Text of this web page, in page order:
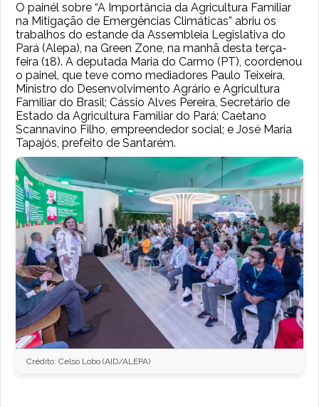
O painél sobre “A Importância da Agricultura Familiar
na Mitigação de Emergências Climáticas” abriu os
trabalhos do estande da Assembleia Legislativa do
Pará (Alepa), na Green Zone, na manhã desta terça-
feira (18). A deputada Maria do Carmo (PT), coordenou
o painel, que teve como mediadores Paulo Teixeira,
Ministro do Desenvolvimento Agrário e Agricultura
Familiar do Brasil; Cássio Alves Pereira, Secretário de
Estado da Agricultura Familiar do Pará; Caetano
Scannavino Filho, empreendedor social; e José Maria
Tapajós, prefeito de Santarém.
Crédito: Celso Lobo (AID/ALEPA)